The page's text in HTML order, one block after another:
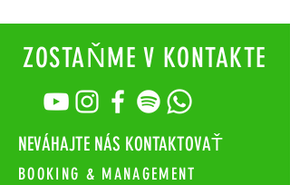
ZOSTAŇME V KONTAKTE
NEVÁHAJTE NÁS KONTAKTOVAŤ
BOOKING & MANAGEMENT